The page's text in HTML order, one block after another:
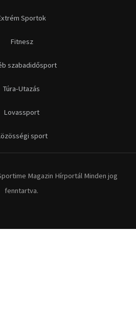
Sportok
Fitnesz
szabadidősport
Túra-Utazás
Lovassport
sport
Magazin Hírportál Minden jog
fenntartva.